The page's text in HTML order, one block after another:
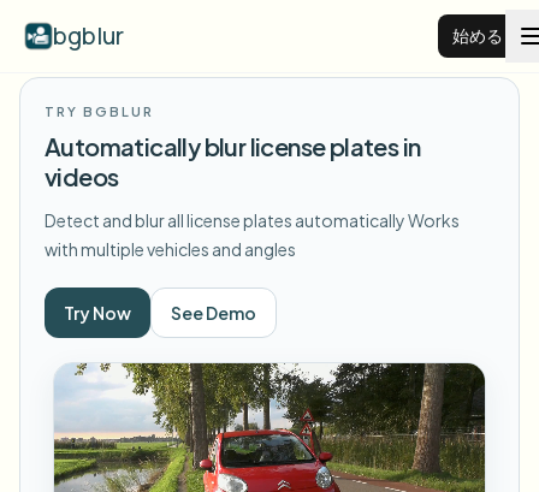
bgblur 始める
サンプルライブラリ全体を閲覧する
顔をぼかす
機能
View all features
Browse every blur tool in one place
エンタープライズ
TRY BGBLUR
Automatically blur license plates in
videos
Detect and blur all license plates automaticallyWorks
with multiple vehicles and angles
Try Now See Demo